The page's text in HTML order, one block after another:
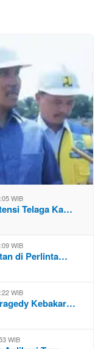
WIB
Telaga Ka…
WIB
di Perlinta…
WIB
Kebakar…
WIB